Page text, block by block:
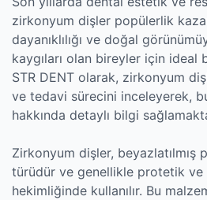
zirkonyum dişler popülerlik
dayanıklılığı ve doğal
kaygıları olan bireyler için ideal
STR DENT olarak, zirkonyum
ve tedavi sürecini inceleyerek,
hakkında detaylı bilgi
Zirkonyum dişler, beyazlatılmış
türüdür ve genellikle protetik ve
hekimliğinde kullanılır. Bu